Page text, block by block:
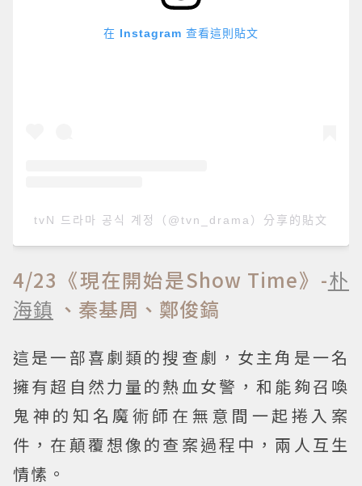
在 Instagram 查看這則貼文
tvN 드라마 공식 계정（@tvn_drama）分享的貼文
4/23《現在開始是Show Time》-朴
海鎮 、秦基周、鄭俊鎬
這是一部喜劇類的搜查劇，女主角是一名
擁有超自然力量的熱血女警，和能夠召喚
鬼神的知名魔術師在無意間一起捲入案
件，在顛覆想像的查案過程中，兩人互生
情愫。